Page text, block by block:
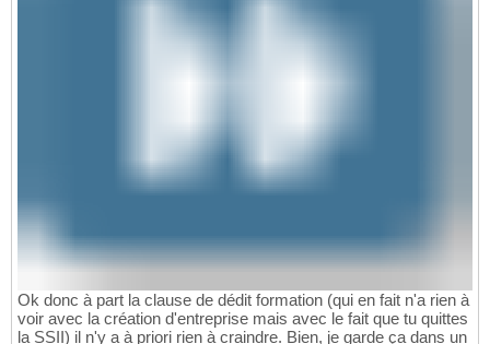
Ok donc à part la clause de dédit formation (qui en fait n'a rien à
voir avec la création d'entreprise mais avec le fait que tu quittes
la SSII) il n'y a à priori rien à craindre. Bien, je garde ça dans un